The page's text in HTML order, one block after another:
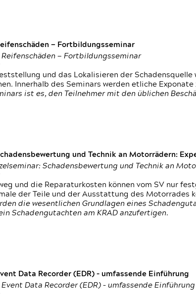
— Fortbildungsseminar
Reifenschäden — Fortbildungsseminar
und das Lokalisieren der
Innerhalb des Seminars werden etliche
ist es, den Teilnehmer mit den üblichen
und Technik an Motorrädern:
Schadensbewertung und Technik an
und die Reparaturkosten können vom SV nur
der Teile und der Ausstattung des Motorrades
die wesentlichen Grundlagen eines
Schadengutachten am KRAD anzufertigen.
Data Recorder (EDR) – umfassende Einführung
Data Recorder (EDR) – umfassende Einführung